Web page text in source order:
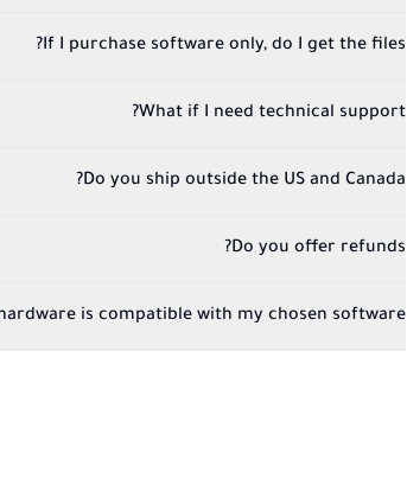
If I purchase software only, do I get the files?
What if I need technical support?
Do you ship outside the US and Canada?
Do you offer refunds?
is compatible with my chosen software?